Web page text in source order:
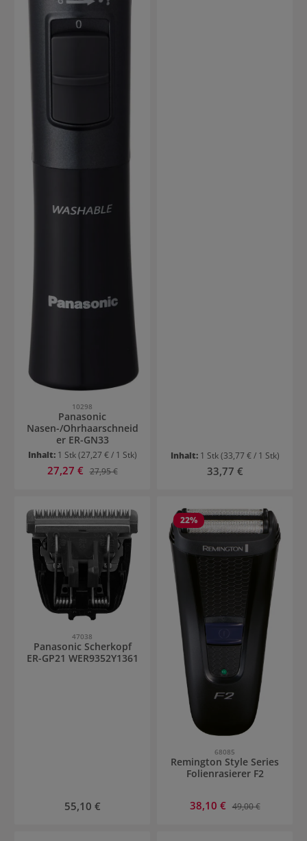
10298
Panasonic
Nasen-/Ohrhaarschneid
er ER-GN33
Inhalt: 1 Stk(27,27 € / 1 Stk)
Verkaufspreis:
27,27 € Regulärer Preis:
27,95 €
Inhalt: 1 Stk(33,77 € / 1 Stk)
Regulärer Preis:
33,77 €
47038
Panasonic Scherkopf
ER-GP21 WER9352Y1361
Regulärer Preis:
55,10 €
22%
68085
Remington Style Series
Folienrasierer F2
Verkaufspreis:
38,10 € Regulärer Preis:
49,00 €